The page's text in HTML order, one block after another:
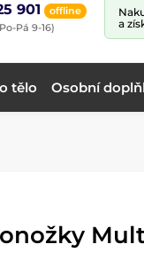
901 offline
Pá 9-16)
a
tělo Osobní